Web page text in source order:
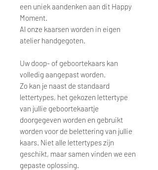
een uniek aandenken aan dit Happy
Moment.
Al onze kaarsen worden in eigen
atelier handgegoten.
Uw doop- of geboortekaars kan
volledig aangepast worden.
Zo kan je naast de standaard
lettertypes, het gekozen lettertype
van jullie geboortekaartje
doorgegeven worden en gebruikt
worden voor de belettering van jullie
kaars. Niet alle lettertypes zijn
geschikt, maar samen vinden we een
gepaste oplossing.